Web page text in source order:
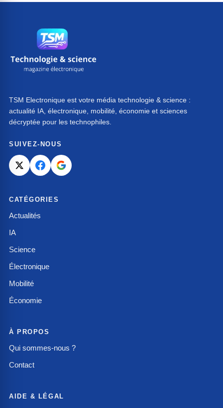
TSM Electronique est votre média technologie & science :
actualité IA, électronique, mobilité, économie et sciences
décryptée pour les technophiles.
SUIVEZ-NOUS
CATÉGORIES
Actualités
IA
Science
Électronique
Mobilité
Économie
À PROPOS
Qui sommes-nous ?
Contact
AIDE & LÉGAL